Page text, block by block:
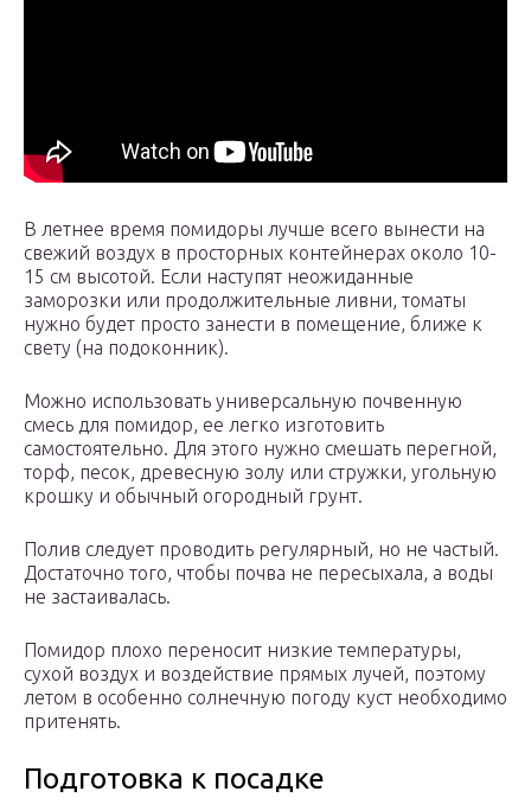
В летнее время помидоры лучше всего вынести на
свежий воздух в просторных контейнерах около 10-
15 см высотой. Если наступят неожиданные
заморозки или продолжительные ливни, томаты
нужно будет просто занести в помещение, ближе к
свету (на подоконник).
Можно использовать универсальную почвенную
смесь для помидор, ее легко изготовить
самостоятельно. Для этого нужно смешать перегной,
торф, песок, древесную золу или стружки, угольную
крошку и обычный огородный грунт.
Полив следует проводить регулярный, но не частый.
Достаточно того, чтобы почва не пересыхала, а воды
не застаивалась.
Помидор плохо переносит низкие температуры,
сухой воздух и воздействие прямых лучей, поэтому
летом в особенно солнечную погоду куст необходимо
притенять.
Подготовка к посадке